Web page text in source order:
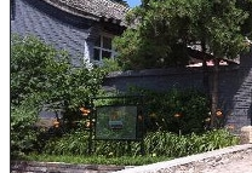
Chongqing
Guangxi 广
Guizhou 贵
Hubei
Sichuan 四
Tibet 西藏
Yunnan 云